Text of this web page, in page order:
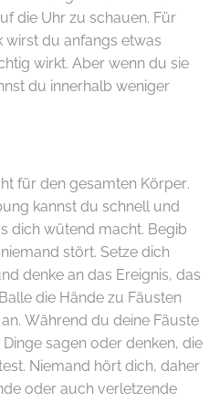
die Uhr zu schauen. Für
wirst du anfangs etwas
wirkt. Aber wenn du sie
du innerhalb weniger
für den gesamten Körper.
kannst du schnell und
dich wütend macht. Begib
stört. Setze dich
denke an das Ereignis, das
die Hände zu Fäusten
Während du deine Fäuste
sagen oder denken, die
Niemand hört dich, daher
oder auch verletzende